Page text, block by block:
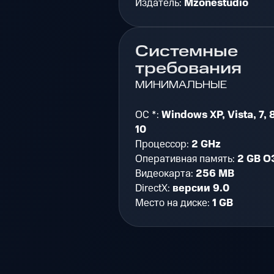
Издатель: Mzonestudio
Системные
требования
МИНИМАЛЬНЫЕ
ОС *: Windows XP, Vista, 7,
10
Процессор: 2 GHz
Оперативная память: 2 GB
Видеокарта: 256 MB
DirectX: версии 9.0
Место на диске: 1 GB